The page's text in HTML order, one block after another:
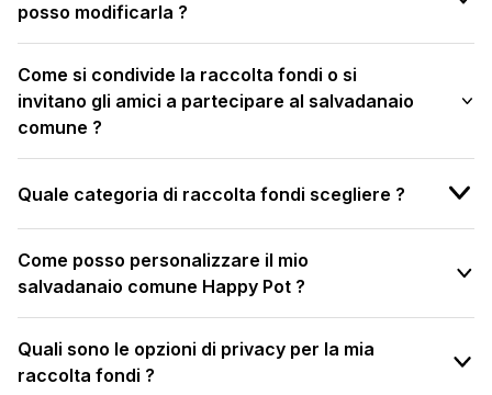
posso modificarla ?
Come si condivide la raccolta fondi o si
invitano gli amici a partecipare al salvadanaio
comune ?
Quale categoria di raccolta fondi scegliere ?
Come posso personalizzare il mio
salvadanaio comune Happy Pot ?
Quali sono le opzioni di privacy per la mia
raccolta fondi ?